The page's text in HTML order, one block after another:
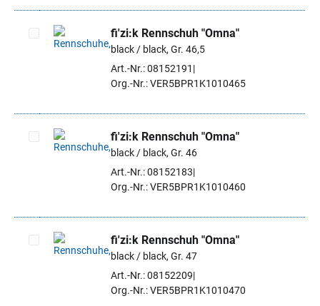
Artikel auswählen
fi'zi:k Rennschuh "Omna"
black / black, Gr. 46,5
Art.-Nr.: 08152191
Org.-Nr.: VER5BPR1K1010465
Artikel auswählen
fi'zi:k Rennschuh "Omna"
black / black, Gr. 46
Art.-Nr.: 08152183
Org.-Nr.: VER5BPR1K1010460
Artikel auswählen
fi'zi:k Rennschuh "Omna"
black / black, Gr. 47
Art.-Nr.: 08152209
Org.-Nr.: VER5BPR1K1010470